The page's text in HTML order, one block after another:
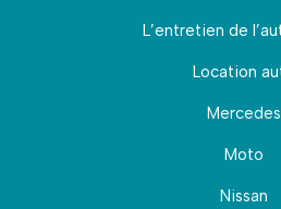
L’entretien de
Location
Mercedes
Moto
Nissan